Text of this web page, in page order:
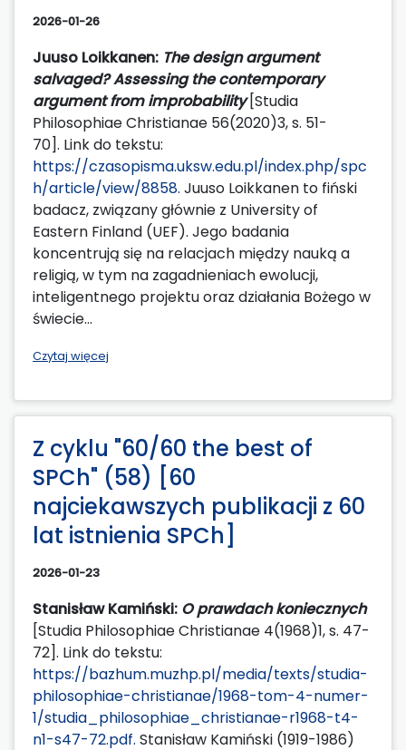
2026-01-26
Juuso Loikkanen: The design argument
salvaged? Assessing the contemporary
argument from improbability[Studia
Philosophiae Christianae 56(2020)3, s. 51-
70]. Link do tekstu:
https://czasopisma.uksw.edu.pl/index.php/spc
h/article/view/8858. Juuso Loikkanen to fiński
badacz, związany głównie z University of
Eastern Finland (UEF). Jego badania
koncentrują się na relacjach między nauką a
religią, w tym na zagadnieniach ewolucji,
inteligentnego projektu oraz działania Bożego w
świecie...
Czytaj więcej
Z cyklu "60/60 the best of
SPCh" (58) [60
najciekawszych publikacji z 60
lat istnienia SPCh]
2026-01-23
Stanisław Kamiński: O prawdach koniecznych
[Studia Philosophiae Christianae 4(1968)1, s. 47-
72]. Link do tekstu:
https://bazhum.muzhp.pl/media/texts/studia-
philosophiae-christianae/1968-tom-4-numer-
1/studia_philosophiae_christianae-r1968-t4-
n1-s47-72.pdf. Stanisław Kamiński (1919-1986)